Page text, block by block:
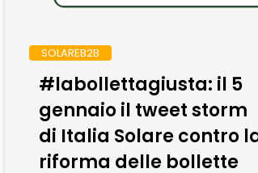
SOLAREB2B
#labollettagiusta: il 5
gennaio il tweet storm
di Italia Solare contro
riforma delle bollette